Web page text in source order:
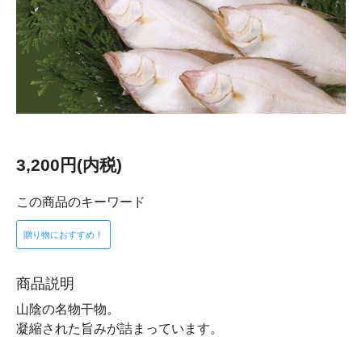
3,200円(内税)
この商品のキーワード
贈り物におすすめ！
商品説明
山陰の名物干物。
凝縮された旨みが詰まっています。